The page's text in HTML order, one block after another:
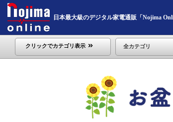
日本最大級のデジタル家電通販「Nojima
クリックでカテゴリ表示 全カテゴリ